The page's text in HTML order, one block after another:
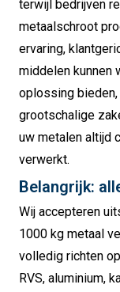
terwijl bedrijven
metaalschroot
ervaring,
middelen kunnen
oplossing
grootschalige
uw metalen altijd
verwerkt.
Belangrijk:
Wij accepteren
1000 kg metaal
volledig richten
RVS, aluminium,